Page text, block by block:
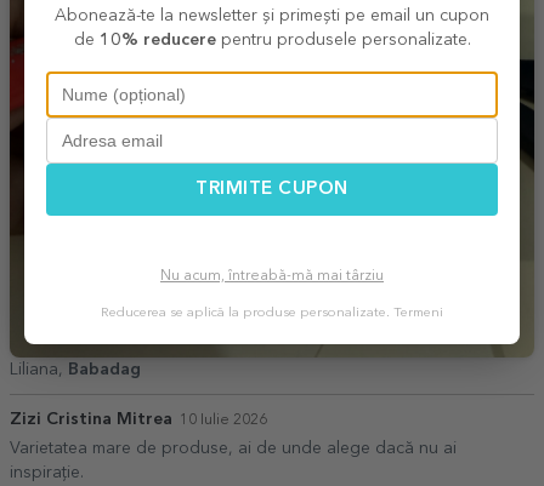
Liliana, Babadag
Zizi Cristina Mitrea 10 Iulie 2026
Varietatea mare de produse, ai de unde alege dacă nu ai
inspirație.
Abonează-te la newsletter și primești pe email un cupon
de 10% reducerepentru produsele personalizate.
TRIMITE CUPON
Nu acum, întreabă-mă mai târziu
Reducerea se aplică la produse personalizate. Termeni